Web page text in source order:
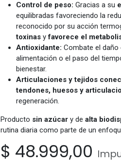
Control de peso: Gracias a su
equilibradas favoreciendo la
reconocido por su acción
toxinas yfavorece el
Antioxidante: Combate el
alimentación o el paso del
bienestar.
Articulaciones y tejidos
tendones, huesos y
regeneración.
Producto sin azúcar y de alta
rutina diaria como parte de un
$ 48.999,00